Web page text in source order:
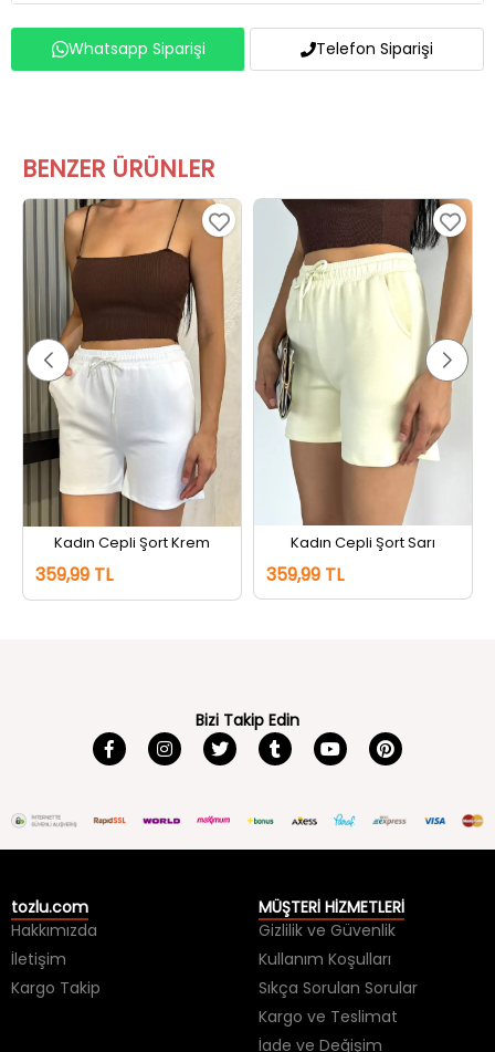
Whatsapp Siparişi Telefon Siparişi
BENZER ÜRÜNLER
Kadın Cepli Şort Krem
359,99 TL
Kadın Cepli Şort Sarı
359,99 TL
Bizi Takip Edin
tozlu.com
Hakkımızda
İletişim
Kargo Takip
MÜŞTERİ HİZMETLERİ
Gizlilik ve Güvenlik
Kullanım Koşulları
Sıkça Sorulan Sorular
Kargo ve Teslimat
İade ve Değişim